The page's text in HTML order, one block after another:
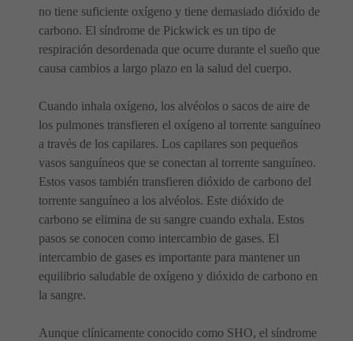
no tiene suficiente oxígeno y tiene demasiado dióxido de
carbono. El síndrome de Pickwick es un tipo de
respiración desordenada que ocurre durante el sueño que
causa cambios a largo plazo en la salud del cuerpo.
Cuando inhala oxígeno, los alvéolos o sacos de aire de
los pulmones transfieren el oxígeno al torrente sanguíneo
a través de los capilares. Los capilares son pequeños
vasos sanguíneos que se conectan al torrente sanguíneo.
Estos vasos también transfieren dióxido de carbono del
torrente sanguíneo a los alvéolos. Este dióxido de
carbono se elimina de su sangre cuando exhala. Estos
pasos se conocen como intercambio de gases. El
intercambio de gases es importante para mantener un
equilibrio saludable de oxígeno y dióxido de carbono en
la sangre.
Aunque clínicamente conocido como SHO, el síndrome